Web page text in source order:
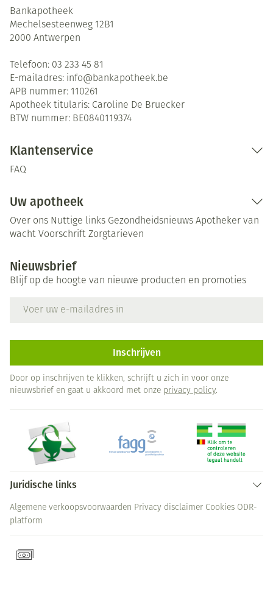
Bankapotheek
Mechelsesteenweg 12B1
2000 Antwerpen
Telefoon: 03 233 45 81
E-mailadres: info@bankapotheek.be
APB nummer: 110261
Apotheek titularis: Caroline De Bruecker
BTW nummer: BE0840119374
Klantenservice
FAQ
Uw apotheek
Over ons Nuttige links Gezondheidsnieuws Apotheker van
wacht Voorschrift Zorgtarieven
Nieuwsbrief
Blijf op de hoogte van nieuwe producten en promoties
Inschrijven
Door op inschrijven te klikken, schrijft u zich in voor onze
nieuwsbrief en gaat u akkoord met onze privacy policy.
Juridische links
Algemene verkoopsvoorwaarden Privacy disclaimer Cookies ODR-
platform